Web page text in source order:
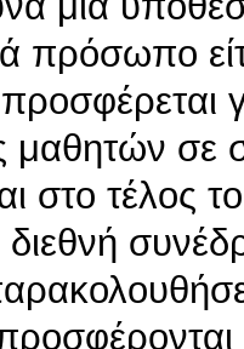
πρόσωπο
μαθητών σε
στο τέλος